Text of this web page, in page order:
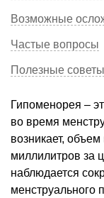
Возможные
Частые вопросы
Полезные советы
Гипоменорея –
во время
возникает,
миллилитров за
наблюдается
менструального